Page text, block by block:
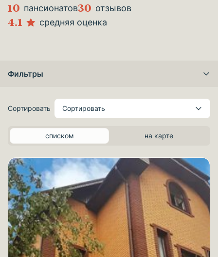
10 пансионатов30 отзывов
4.1 средняя оценка
Фильтры
Сортировать Сортировать
списком на карте